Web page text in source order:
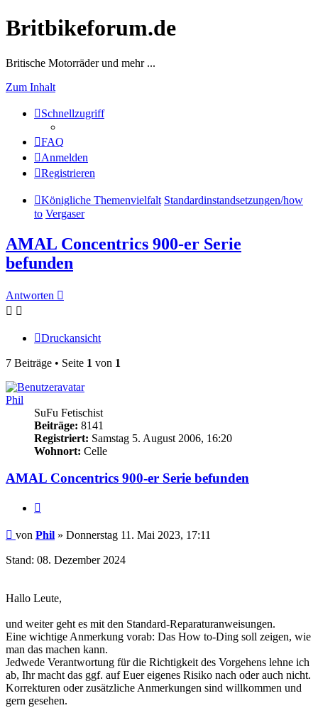
Britbikeforum.de
Britische Motorräder und mehr ...
Zum Inhalt
Schnellzugriff
FAQ
Anmelden
Registrieren
Königliche Themenvielfalt Standardinstandsetzungen/how
to Vergaser
AMAL Concentrics 900-er Serie
befunden
Antworten
Druckansicht
7 Beiträge • Seite 1 von 1
Phil
SuFu Fetischist
Beiträge: 8141
Registriert: Samstag 5. August 2006, 16:20
Wohnort: Celle
AMAL Concentrics 900-er Serie befunden
Beitrag
von Phil » Donnerstag 11. Mai 2023, 17:11
Stand: 08. Dezember 2024
Hallo Leute,
und weiter geht es mit den Standard-Reparaturanweisungen.
Eine wichtige Anmerkung vorab: Das How to-Ding soll zeigen, wie
man das machen kann.
Jedwede Verantwortung für die Richtigkeit des Vorgehens lehne ich
ab, Ihr macht das ggf. auf Euer eigenes Risiko nach oder auch nicht.
Korrekturen oder zusätzliche Anmerkungen sind willkommen und
gern gesehen.